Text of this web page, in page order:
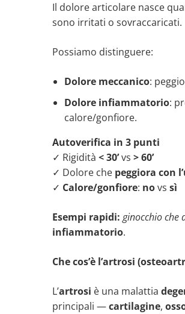
Il dolore articolare nasce
sono irritati o sovraccaricati.
Possiamo distinguere:
Dolore meccanico:
Dolore infiammatorio:
calore/gonfiore.
Autoverifica in 3 punti
✓ Rigidità < 30’vs > 60’
✓ Dolore che peggiora con
✓ Calore/gonfiore: novs sì
Esempi rapidi: ginocchio che
infiammatorio.
Che cos’è l’artrosi
L’artrosi è una malattia
principali —cartilagine,